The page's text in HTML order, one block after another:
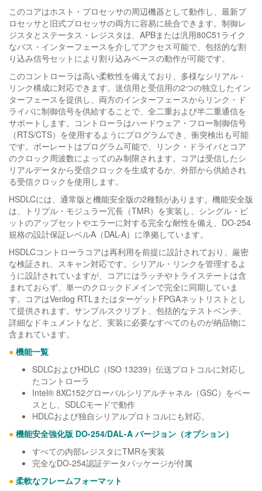
このコアはホスト・プロセッサの周辺機器として動作し、最新プ
ロセッサと旧式プロセッサの両方に容易に統合できます。制御レ
ジスタとステータス・レジスタは、APBまたは汎用80C51ライク
なバス・インターフェースを介してアクセス可能で、包括的な割
り込み信号セットにより割り込みベースの動作が可能です。
このコントローラは高い柔軟性を備えており、多様なシリアル・
リンク構成に対応できます。送信用と受信用の2つの独立したイン
ターフェースを提供し、両方のインターフェースからリンク・ド
ライバに制御信号を供給することで、全二重および半二重通信を
サポートします。コントローラはハードウェア・フロー制御信号
（RTS/CTS）を使用するようにプログラムでき、衝突検出も可能
です。ボーレートはプログラム可能で、リンク・ドライバとコア
のクロック周波数によってのみ制限されます。コアは受信したシ
リアルデータから受信クロックを生成するか、外部から供給され
る受信クロックを使用します。
HSDLCには、通常版と機能安全版の2種類があります。機能安全版
は、トリプル・モジュラー冗長（TMR）を実装し、シングル・ビ
ットのアップセットやエラーに対する完全な耐性を備え、DO-254
規格の設計保証レベルA（DAL-A）に準拠しています。
HSDLCコントローラコアは再利用を前提に設計されており、厳密
な検証され、スキャン対応です。シリアル・リンクを管理するよ
うに設計されていますが、コアにはラッチやトライステートは含
まれておらず、単一のクロックドメインで完全に同期していま
す。コアはVerilog RTLまたはターゲットFPGAネットリストとし
て提供されます。サンプルスクリプト、包括的なテストベンチ、
詳細なドキュメントなど、実装に必要なすべてのものが納品物に
含まれています。
● 機能一覧
SDLCおよびHDLC（ISO 13239）伝送プロトコルに対応し
たコントローラ
Intel® 8XC152グローバルシリアルチャネル（GSC）をベー
スとし、SDLCモードで動作
HDLCおよび独自シリアルプロトコルにも対応。
● 機能安全強化版 DO-254/DAL-A バージョン（オプション）
すべての内部レジスタにTMRを実装
完全なDO-254認証データパッケージが付属
● 柔軟なフレームフォーマット